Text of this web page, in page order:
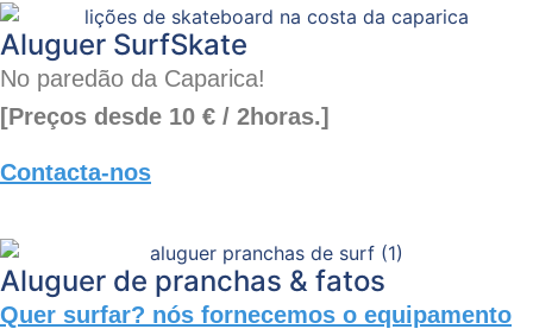
Aluguer SurfSkate
No paredão da Caparica!
[Preços desde 10 € / 2horas.]
Contacta-nos
Aluguer de pranchas & fatos
Quer surfar? nós fornecemos o equipamento